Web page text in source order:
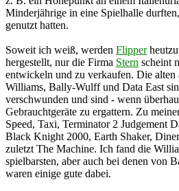
Minderjährige in eine Spielhalle
genutzt hatten.
Soweit ich weiß, werden Flipper
hergestellt, nur die Firma Stern scheint
entwickeln und zu verkaufen. Die
Williams, Bally-Wulff und Data East
verschwunden und sind - wenn
Gebrauchtgeräte zu ergattern. Zu
Speed, Taxi, Terminator 2 Judgement
Black Knight 2000, Earth Shaker,
zuletzt The Machine. Ich fand die
spielbarsten, aber auch bei denen von
waren einige gute dabei.